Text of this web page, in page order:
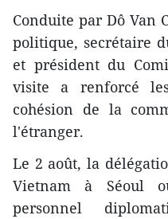
Conduite par Dô Van
politique, secrétaire
et président du
visite a renforcé
cohésion de la
l'étranger.
Le 2 août, la
Vietnam à Séoul
personnel